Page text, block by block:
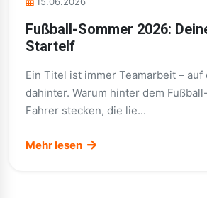
Fußball-Sommer 2026:
Startelf
Ein Titel ist immer Teamarbeit – auf
dahinter. Warum hinter dem
Fahrer stecken, die lie...
Mehr lesen